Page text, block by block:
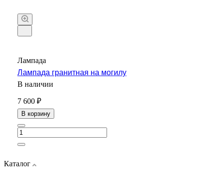
Лампада
Лампада гранитная на могилу
В наличии
7 600 ₽
В корзину
Каталог